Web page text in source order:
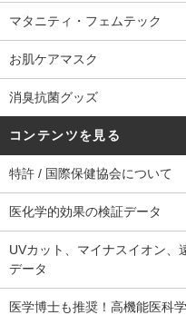
マタニティ・フェムテック
お肌ケアマスク
消臭抗菌グッズ
コンテンツを見る
特許 / 国際保健協会について
医化学的効果の検証データ
UVカット、マイナスイオン、
データ
医学博士も推奨！高機能医科